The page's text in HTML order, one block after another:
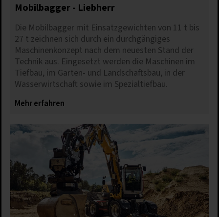
Mobilbagger - Liebherr
Die Mobilbagger mit Einsatzgewichten von 11 t bis
27 t zeichnen sich durch ein durchgängiges
Maschinenkonzept nach dem neuesten Stand der
Technik aus. Eingesetzt werden die Maschinen im
Tiefbau, im Garten- und Landschaftsbau, in der
Wasserwirtschaft sowie im Spezialtiefbau.
Mehr erfahren